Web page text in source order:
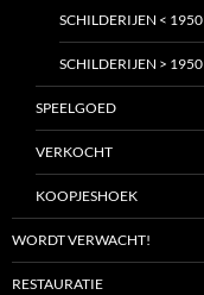
SCHILDERIJEN < 1950
SCHILDERIJEN > 1950
SPEELGOED
VERKOCHT
KOOPJESHOEK
WORDT VERWACHT!
RESTAURATIE